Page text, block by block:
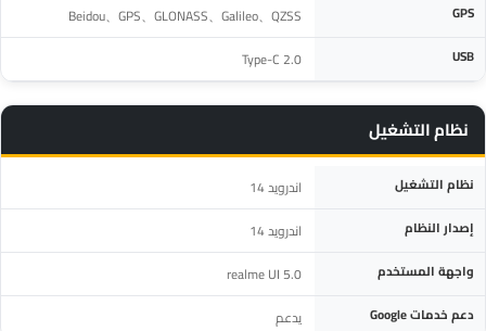
GPS
Beidou、GPS、GLONASS、Galileo、QZSS
USB
Type-C 2.0
نظام التشغيل
المواصفة التفاصيلنظام التشغيل اندرويد 14
إصدار النظام اندرويد 14
واجهة المستخدم realme UI 5.0
دعم خدمات Google يدعم